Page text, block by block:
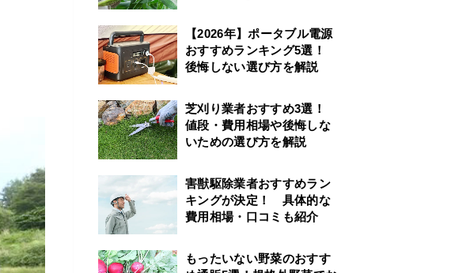
【2026年】ポータブル電源
おすすめランキング5選！
後悔しない選び方を解説
芝刈り業者おすすめ3選！
値段・費用相場や後悔しな
いための選び方を解説
害獣駆除業者おすすめラン
キングが決定！ 具体的な
費用相場・口コミも紹介
もったいない野菜のおすす